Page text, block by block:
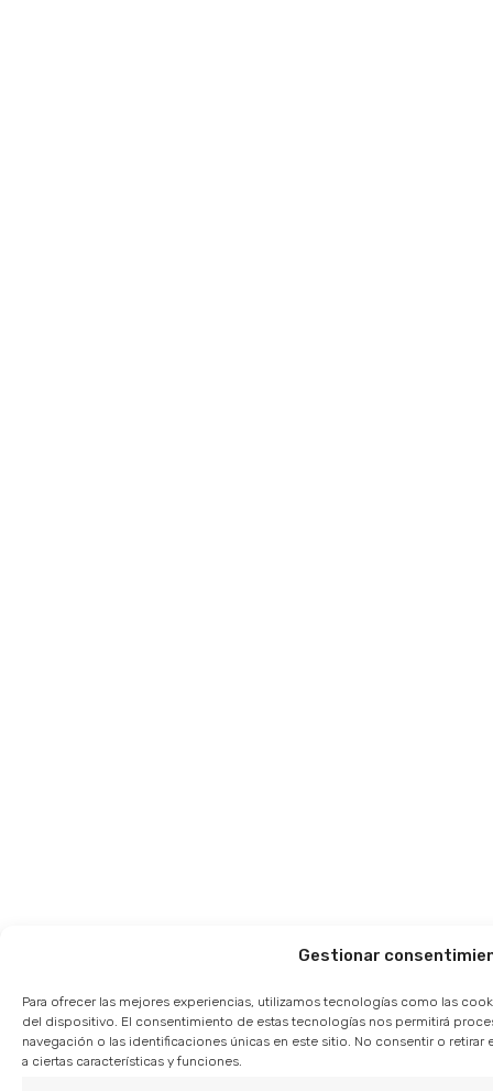
Gestionar
Para ofrecer las mejores experiencias, utilizamos tecnologías como las
del dispositivo. El consentimiento de estas tecnologías nos permitirá
navegación o las identificaciones únicas en este sitio. No consentir o
a ciertas características y funciones.